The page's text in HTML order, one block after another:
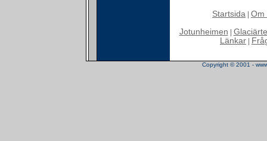
Startsida Om
Jotunheimen
Länkar
Copyright © 2001 -